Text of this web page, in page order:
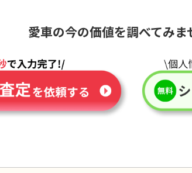
愛車の今の価値を調べてみま